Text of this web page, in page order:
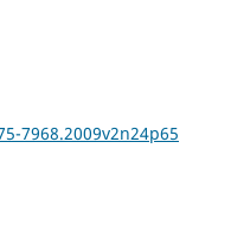
7968.2009v2n24p65